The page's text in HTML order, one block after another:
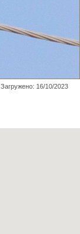
Загружено: 16/10/2023